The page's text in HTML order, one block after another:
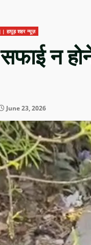
शहर न्यूज़
सफाई न
June 23, 2026